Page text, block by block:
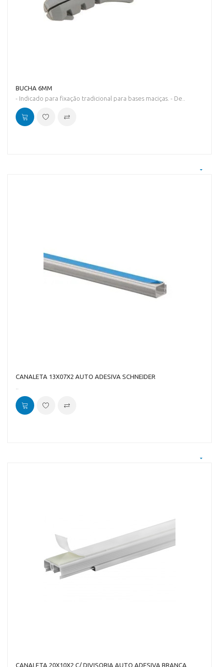
BUCHA 6MM
- Indicado para fixação tradicional para bases maciças. - De..
CANALETA 13X07X2 AUTO ADESIVA SCHNEIDER
CANALETA 20X10X2 C/ DIVISORIA AUTO ADESIVA BRANCA